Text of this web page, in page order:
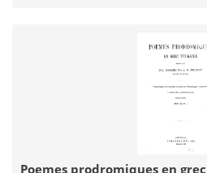
Poemes prodromiques en grec